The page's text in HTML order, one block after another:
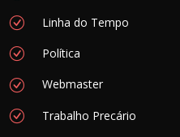
Linha do Tempo
Política
Webmaster
Trabalho Precário